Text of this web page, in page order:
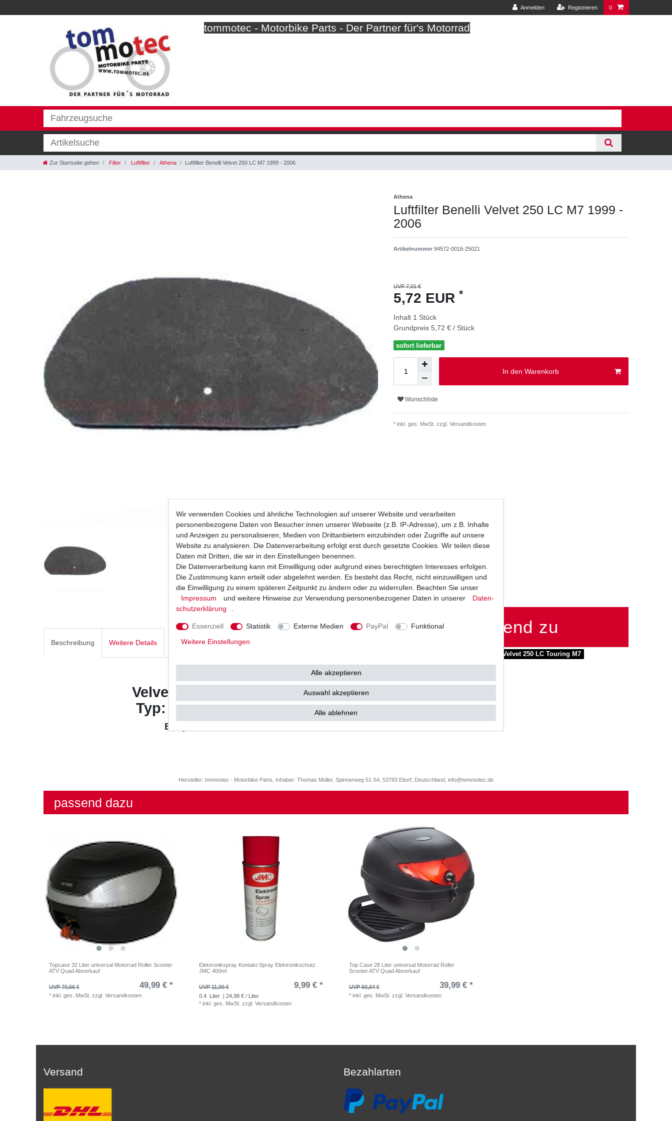
Anmelden Registrieren 0
tommotec - Motorbike Parts - Der Partner für's Motorrad
Zur Startseite gehen Filter Luftfilter Athena Luftfilter Benelli Velvet 250 LC M7 1999 - 2006
Athena
Luftfilter Benelli Velvet 250 LC M7 1999 -
2006
Artikelnummer 94572-0016-25021
UVP 7,01 €
5,72 EUR *
Inhalt 1 Stück
Grundpreis 5,72 € / Stück
sofort lieferbar
In den Warenkorb
Wunschliste
* inkl. ges. MwSt. zzgl. Versandkosten
Beschreibung Weitere Details
Velvet 250 LC / Touring
Typ: M70000 / M70001
Baujahr: 1999 - 2006
passend zu
Benelli Velvet 250 LC Touring M7
Hersteller: tommotec - Motorbike Parts, Inhaber: Thomas Müller, Spinnerweg 51-54, 53783 Eitorf, Deutschland, info@tommotec.de
passend dazu
Topcase 32 Liter universal Motorrad Roller Scooter
ATV Quad Abverkauf
UVP 70,56 € 49,99 € *
*inkl. ges. MwSt. zzgl.Versandkosten
Elektronikspray Kontakt-Spray Elektronikschutz
JMC 400ml
UVP 11,00 € 9,99 € *
0.4 Liter
| 24,98 € / Liter
*inkl. ges. MwSt. zzgl.Versandkosten
Top Case 28 Liter universal Motorrad Roller
Scooter ATV Quad Abverkauf
UVP 60,64 € 39,99 € *
*inkl. ges. MwSt. zzgl.Versandkosten
Versand Bezahlarten
Wir verwenden Cookies und ähnliche Technologien auf unserer Website und verarbeiten
personenbezogene Daten von Besucher:innen unserer Webseite (z.B. IP-Adresse), um z.B. Inhalte
und Anzeigen zu personalisieren, Medien von Drittanbietern einzubinden oder Zugriffe auf unsere
Website zu analysieren. Die Datenverarbeitung erfolgt erst durch gesetzte Cookies. Wir teilen diese
Daten mit Dritten, die wir in den Einstellungen benennen.
Die Datenverarbeitung kann mit Einwilligung oder aufgrund eines berechtigten Interesses erfolgen.
Die Zustimmung kann erteilt oder abgelehnt werden. Es besteht das Recht, nicht einzuwilligen und
die Einwilligung zu einem späteren Zeitpunkt zu ändern oder zu widerrufen. Beachten Sie unser
Impressum
und weitere Hinweise zur Verwendung personenbezogener Daten in unserer
Daten­
schutz­erklärung
Essenziell Statistik Externe Medien PayPal
Funktional
Weitere Einstellungen
Alle akzeptieren
Auswahl akzeptieren
Alle ablehnen